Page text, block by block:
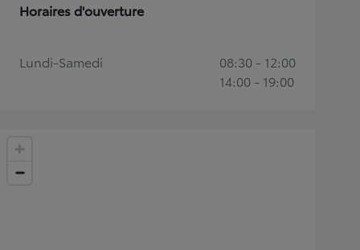
Horaires d'ouverture
Lundi-Samedi
08:30 - 12:00
14:00 - 19:00